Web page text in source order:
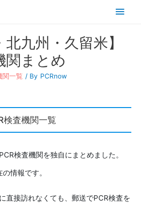
メ
ー
北九州・久留米】
関まとめ
関一覧 / By PCRnow
検査機関一覧
検査機関を独自にまとめました。
情報です。
直接訪れなくても、郵送でPCR検査を